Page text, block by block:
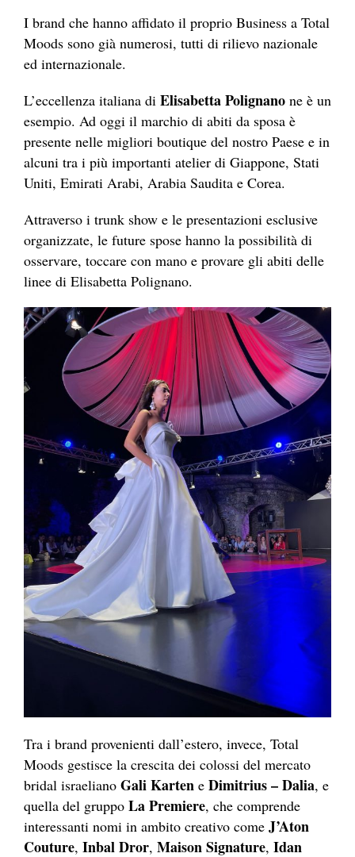
I brand che hanno affidato il proprio Business a Total
Moods sono già numerosi, tutti di rilievo nazionale
ed internazionale.
L’eccellenza italiana di Elisabetta Polignano ne è un
esempio. Ad oggi il marchio di abiti da sposa è
presente nelle migliori boutique del nostro Paese e in
alcuni tra i più importanti atelier di Giappone, Stati
Uniti, Emirati Arabi, Arabia Saudita e Corea.
Attraverso i trunk show e le presentazioni esclusive
organizzate, le future spose hanno la possibilità di
osservare, toccare con mano e provare gli abiti delle
linee di Elisabetta Polignano.
Tra i brand provenienti dall’estero, invece, Total
Moods gestisce la crescita dei colossi del mercato
bridal israeliano Gali Karten e Dimitrius – Dalia, e
quella del gruppo La Premiere, che comprende
interessanti nomi in ambito creativo come J’Aton
Couture, Inbal Dror, Maison Signature, Idan